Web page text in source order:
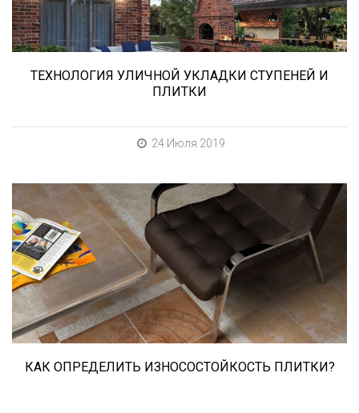
ТЕХНОЛОГИЯ УЛИЧНОЙ УКЛАДКИ СТУПЕНЕЙ И
ПЛИТКИ
24 Июля 2019
При выборе любой плитки важно важны не
только цвет и размер, но и ее
износостойкость. Как же определить
износостойкость керамической плитки и
керамогранита? Сейчас расскажем.
КАК ОПРЕДЕЛИТЬ ИЗНОСОСТОЙКОСТЬ ПЛИТКИ?